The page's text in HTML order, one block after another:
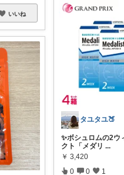
いいね
タユタユ🍑
✨ボシュロムの2ウ
クト「メダリ ...
￥ 3,420
0 0 1